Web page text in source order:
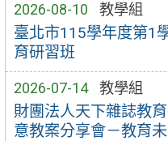
2026-08-10 教學組
臺北市115學年度第1
育研習班
2026-07-14 教學組
財團法人天下雜誌教
意教案分享會－教育未